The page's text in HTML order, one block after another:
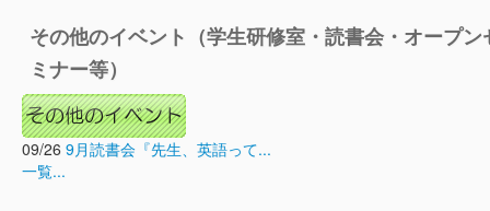
その他のイベント（学生研修室・読書会・オープン
ミナー等）
09/26 9月読書会『先生、英語って...
一覧...